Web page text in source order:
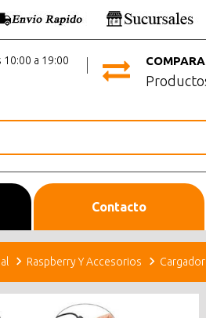
10:00 a 19:00
Contacto
Raspberry Y Accesorios